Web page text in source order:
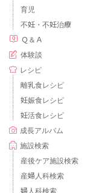
育児
不妊・不妊治療
Ｑ＆Ａ
体験談
レシピ
離乳食レシピ
妊娠食レシピ
妊活食レシピ
成長アルバム
施設検索
産後ケア施設検索
産婦人科検索
婦人科検索